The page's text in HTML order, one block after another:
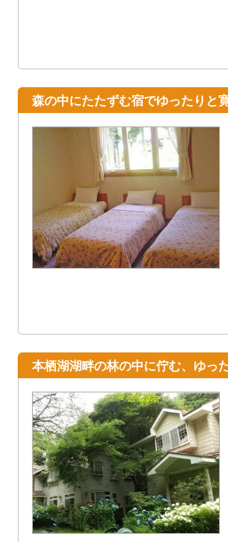
森の中にたたずむ宿でゆったりと
本栖湖湖畔の林の中に佇む、ゆっ